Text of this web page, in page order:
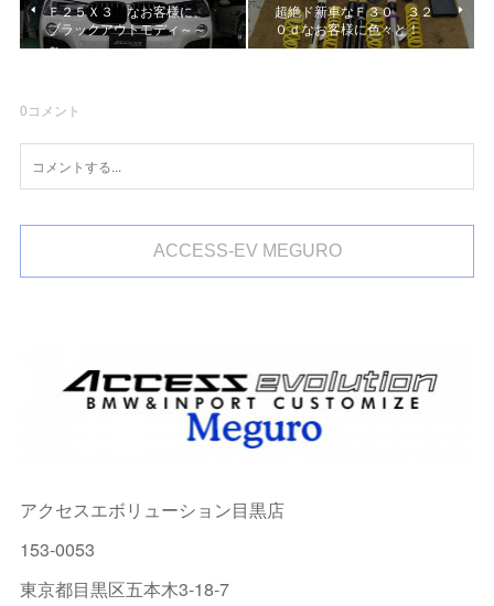
Ｆ２５Ｘ３ なお客様に、
ブラックアウトモディ～～
～。
超絶ド新車なＦ３０ ３２
０ｄなお客様に色々と！
0コメント
ACCESS-EV MEGURO
アクセスエボリューション目黒店
153-0053
東京都目黒区五本木3-18-7